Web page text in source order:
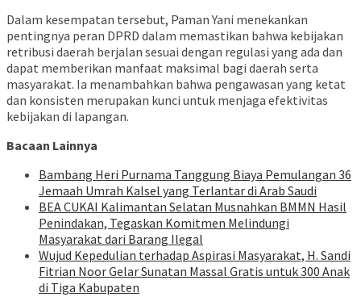
Dalam kesempatan tersebut, Paman Yani menekankan
pentingnya peran DPRD dalam memastikan bahwa kebijakan
retribusi daerah berjalan sesuai dengan regulasi yang ada dan
dapat memberikan manfaat maksimal bagi daerah serta
masyarakat. Ia menambahkan bahwa pengawasan yang ketat
dan konsisten merupakan kunci untuk menjaga efektivitas
kebijakan di lapangan.
Bacaan Lainnya
Bambang Heri Purnama Tanggung Biaya Pemulangan 36
Jemaah Umrah Kalsel yang Terlantar di Arab Saudi
BEA CUKAI Kalimantan Selatan Musnahkan BMMN Hasil
Penindakan, Tegaskan Komitmen Melindungi
Masyarakat dari Barang Ilegal
Wujud Kepedulian terhadap Aspirasi Masyarakat, H. Sandi
Fitrian Noor Gelar Sunatan Massal Gratis untuk 300 Anak
di Tiga Kabupaten